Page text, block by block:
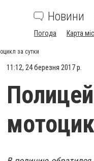
Новини
Погода Карта
за сутки
11:12, 24 березня 2017 р.